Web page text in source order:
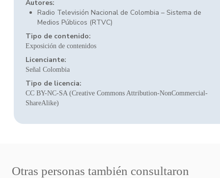
Autores:
Radio Televisión Nacional de Colombia – Sistema de
Medios Públicos (RTVC)
Tipo de contenido:
Exposición de contenidos
Licenciante:
Señal Colombia
Tipo de licencia:
CC BY-NC-SA (Creative Commons Attribution-NonCommercial-
ShareAlike)
Otras personas también consultaron